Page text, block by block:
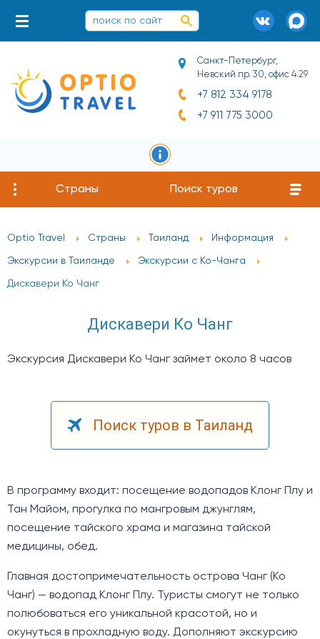
Санкт-Петербург,
Невский пр. 30, офис 4.29
+7 812 334 9178
+7 911 775 3000
Страны Поиск туров
Optio Travel Страны Таиланд Информация
Экскурсии в Таиланде Экскурсии с Ко-Чанга
Дискавери Ко Чанг
Дискавери Ко Чанг
Экскурсия Дискавери Ко Чанг займет около 8 часов
Поиск туров в Таиланд
В программу входит: посещение водопадов Клонг Плу и
Тан Майом, прогулка по мангровым джунглям,
посещение тайского храма и магазина тайской
медицины, обед.
Главная достопримечательность острова Чанг (Ко
Чанг) — водопад Клонг Плу. Туристы смогут не только
полюбоваться его уникальной красотой, но и
окунуться в прохладную воду. Дополняют экскурсию